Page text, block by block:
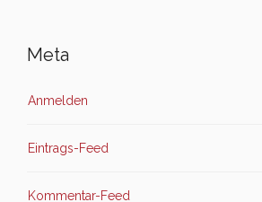
Meta
Anmelden
Eintrags-Feed
Kommentar-Feed